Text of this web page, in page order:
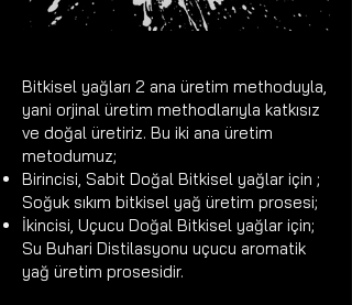
Bitkisel yağları 2 ana üretim methoduyla,
yani orjinal üretim methodlarıyla katkısız
ve doğal üretiriz. Bu iki ana üretim
metodumuz;
Birincisi, Sabit Doğal Bitkisel yağlar için ;
Soğuk sıkım bitkisel yağ üretim prosesi;
İkincisi, Uçucu Doğal Bitkisel yağlar için;
Su Buhari Distilasyonu uçucu aromatik
yağ üretim prosesidir.